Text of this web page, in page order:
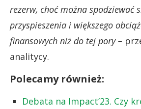
rezerw, choć można spodziewać
przyspieszenia i większego
finansowych niż do tej pory –
analitycy.
Polecamy również:
Debata na Impact’23. Czy